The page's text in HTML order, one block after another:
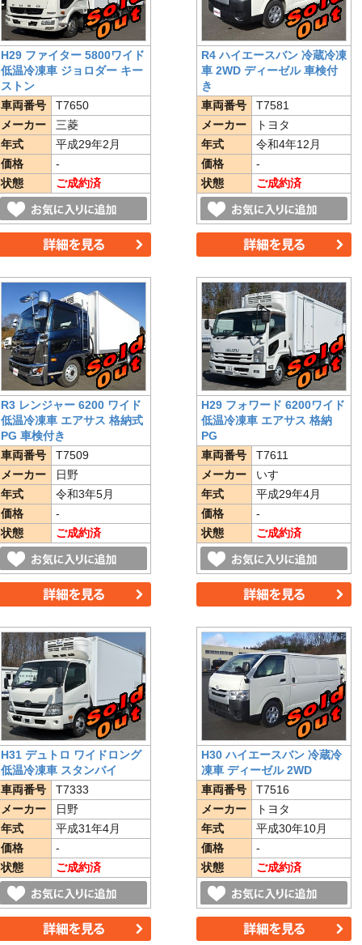
H29 ファイター 5800ワイド
低温冷凍車 ジョロダー キー
ストン
車両番号
T7650
メーカー
三菱
年式
平成29年2月
価格
-
状態
ご成約済
R4 ハイエースバン 冷蔵冷凍
車 2WD ディーゼル 車検付
き
車両番号
T7581
メーカー
トヨタ
年式
令和4年12月
価格
-
状態
ご成約済
R3 レンジャー 6200 ワイド
低温冷凍車 エアサス 格納式
PG 車検付き
車両番号
T7509
メーカー
日野
年式
令和3年5月
価格
-
状態
ご成約済
H29 フォワード 6200ワイド
低温冷凍車 エアサス 格納
PG
車両番号
T7611
メーカー
いすゞ
年式
平成29年4月
価格
-
状態
ご成約済
H31 デュトロ ワイドロング
低温冷凍車 スタンバイ
車両番号
T7333
メーカー
日野
年式
平成31年4月
価格
-
状態
ご成約済
H30 ハイエースバン 冷蔵冷
凍車 ディーゼル 2WD
車両番号
T7516
メーカー
トヨタ
年式
平成30年10月
価格
-
状態
ご成約済